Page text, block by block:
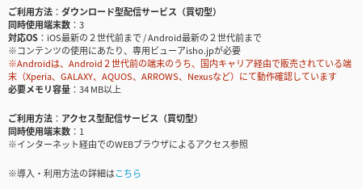
ご利用方法
ダウンロード型配信サービス（買切型）
同時使用端末数
3
対応OS
iOS最新の２世代前まで / Android最新の２世代前まで
※コンテンツの使用にあたり、専用ビューアisho.jpが必要
※Androidは、Android２世代前の端末のうち、国内キャリア経由で販売されている端
末（Xperia、GALAXY、AQUOS、ARROWS、Nexusなど）にて動作確認しています
必要メモリ容量
34 MB以上
ご利用方法
アクセス型配信サービス（買切型）
同時使用端末数
1
※インターネット経由でのWEBブラウザによるアクセス参照
※導入・利用方法の詳細はこちら